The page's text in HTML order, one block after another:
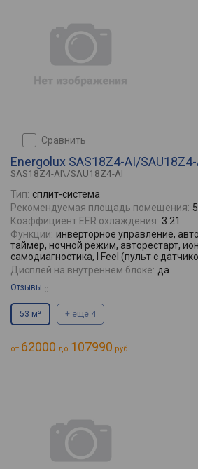
сравнить
Energolux SAS18Z4-AI/
SAS18Z4-AI\/SAU18Z4-AI
Тип: сплит-система
Рекомендуемая площадь помещения:
Коэффициент EER охлаждения: 3.21
Функции: инверторное управление,
таймер, ночной режим, авторестарт,
самодиагностика, I Feel (пульт с
Дисплей на внутреннем блоке: да
Отзывы 0
53 м² + ещё 4
от 62000 до 107990 руб.